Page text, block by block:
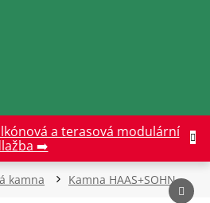
a terasová modulární
➡️
kamna Kamna HAAS+SOHN